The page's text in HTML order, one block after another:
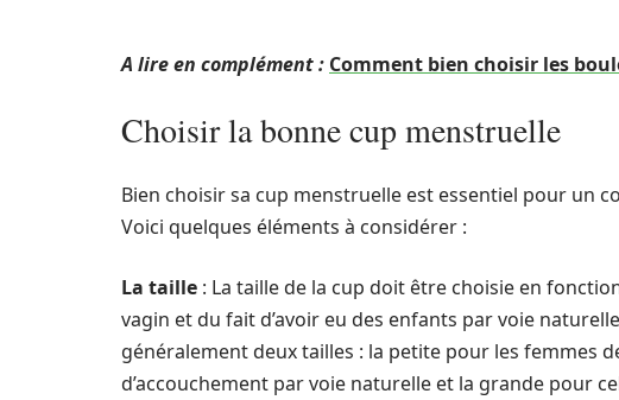
A lire en complément : Comment bien choisir les
Choisir la bonne cup menstruelle
Bien choisir sa cup menstruelle est essentiel pour un
Voici quelques éléments à considérer :
La taille : La taille de la cup doit être choisie en
vagin et du fait d’avoir eu des enfants par voie
généralement deux tailles : la petite pour les femmes
d’accouchement par voie naturelle et la grande pour